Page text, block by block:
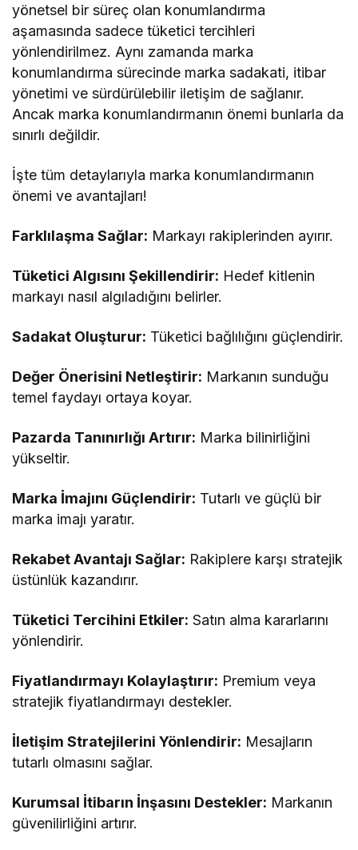
yönetsel bir süreç olan konumlandırma
aşamasında sadece tüketici tercihleri
yönlendirilmez. Aynı zamanda marka
konumlandırma sürecinde marka sadakati, itibar
yönetimi ve sürdürülebilir iletişim de sağlanır.
Ancak marka konumlandırmanın önemi bunlarla da
sınırlı değildir.
İşte tüm detaylarıyla marka konumlandırmanın
önemi ve avantajları!
Farklılaşma Sağlar: Markayı rakiplerinden ayırır.
Tüketici Algısını Şekillendirir: Hedef kitlenin
markayı nasıl algıladığını belirler.
Sadakat Oluşturur: Tüketici bağlılığını güçlendirir.
Değer Önerisini Netleştirir: Markanın sunduğu
temel faydayı ortaya koyar.
Pazarda Tanınırlığı Artırır: Marka bilinirliğini
yükseltir.
Marka İmajını Güçlendirir: Tutarlı ve güçlü bir
marka imajı yaratır.
Rekabet Avantajı Sağlar: Rakiplere karşı stratejik
üstünlük kazandırır.
Tüketici Tercihini Etkiler: Satın alma kararlarını
yönlendirir.
Fiyatlandırmayı Kolaylaştırır: Premium veya
stratejik fiyatlandırmayı destekler.
İletişim Stratejilerini Yönlendirir: Mesajların
tutarlı olmasını sağlar.
Kurumsal İtibarın İnşasını Destekler: Markanın
güvenilirliğini artırır.